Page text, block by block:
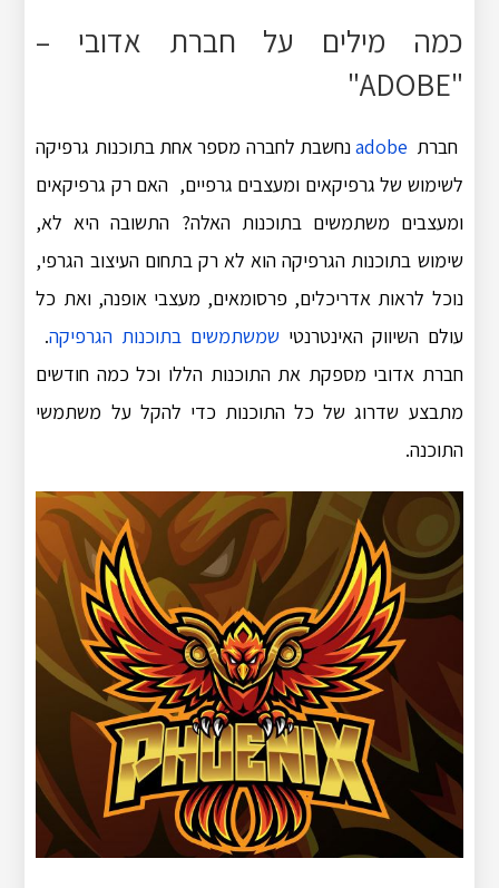
כמה מילים על חברת אדובי –
"ADOBE"
חברת adobeנחשבת לחברה מספר אחת בתוכנות גרפיקה
לשימוש של גרפיקאים ומעצבים גרפיים, האם רק גרפיקאים
ומעצבים משתמשים בתוכנות האלה? התשובה היא לא,
שימוש בתוכנות הגרפיקה הוא לא רק בתחום העיצוב הגרפי,
נוכל לראות אדריכלים, פרסומאים, מעצבי אופנה, ואת כל
עולם השיווק האינטרנטי שמשתמשים בתוכנות הגרפיקה.
חברת אדובי מספקת את התוכנות הללו וכל כמה חודשים
מתבצע שדרוג של כל התוכנות כדי להקל על משתמשי
התוכנה.